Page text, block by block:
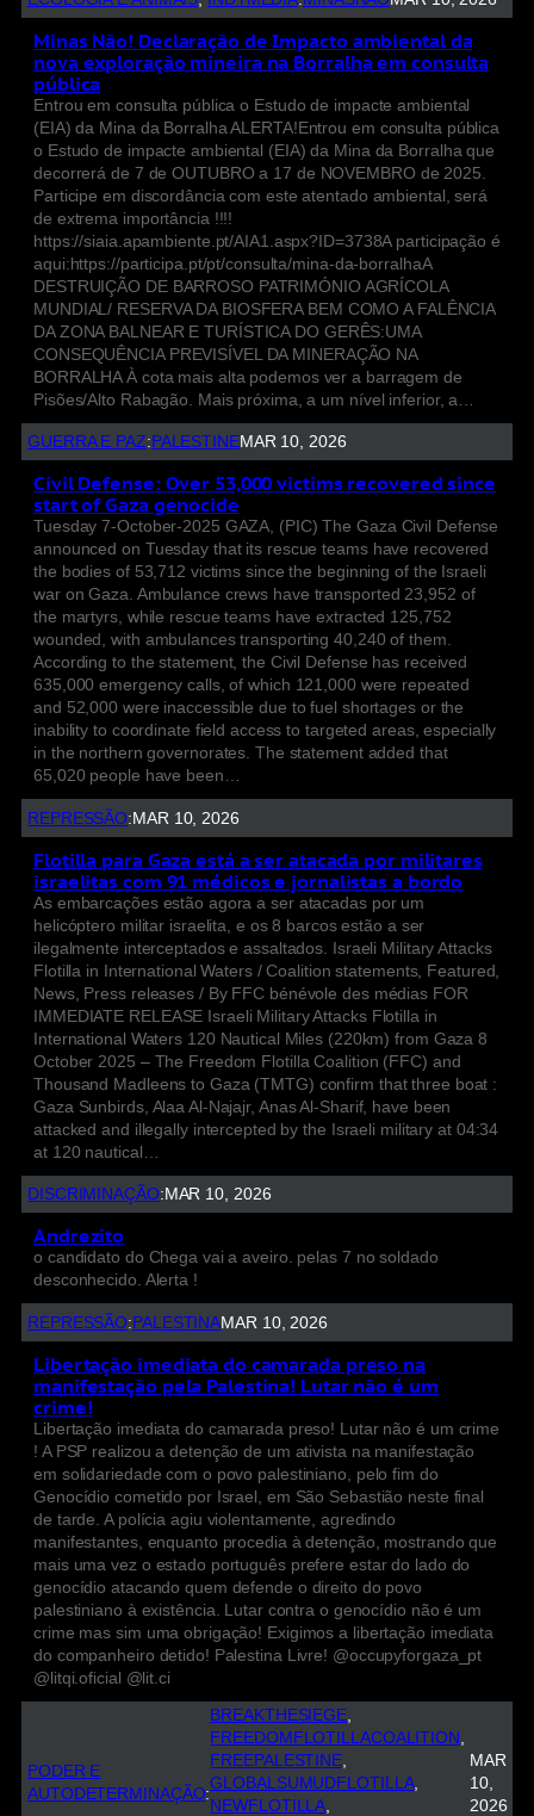
Minas Não! Declaração de Impacto ambiental da
nova exploração mineira na Borralha em consulta
pública
Entrou em consulta pública o Estudo de impacte ambiental
(EIA) da Mina da Borralha ALERTA!Entrou em consulta pública
o Estudo de impacte ambiental (EIA) da Mina da Borralha que
decorrerá de 7 de OUTUBRO a 17 de NOVEMBRO de 2025.
Participe em discordância com este atentado ambiental, será
de extrema importância !!!!
https://siaia.apambiente.pt/AIA1.aspx?ID=3738A participação é
aqui:https://participa.pt/pt/consulta/mina-da-borralhaA
DESTRUIÇÃO DE BARROSO PATRIMÓNIO AGRÍCOLA
MUNDIAL/ RESERVA DA BIOSFERA BEM COMO A FALÊNCIA
DA ZONA BALNEAR E TURÍSTICA DO GERÊS:UMA
CONSEQUÊNCIA PREVISÍVEL DA MINERAÇÃO NA
BORRALHA À cota mais alta podemos ver a barragem de
Pisões/Alto Rabagão. Mais próxima, a um nível inferior, a…
GUERRA E PAZ: PALESTINEMAR 10, 2026
Civil Defense: Over 53,000 victims recovered since
start of Gaza genocide
Tuesday 7-October-2025 GAZA, (PIC) The Gaza Civil Defense
announced on Tuesday that its rescue teams have recovered
the bodies of 53,712 victims since the beginning of the Israeli
war on Gaza. Ambulance crews have transported 23,952 of
the martyrs, while rescue teams have extracted 125,752
wounded, with ambulances transporting 40,240 of them.
According to the statement, the Civil Defense has received
635,000 emergency calls, of which 121,000 were repeated
and 52,000 were inaccessible due to fuel shortages or the
inability to coordinate field access to targeted areas, especially
in the northern governorates. The statement added that
65,020 people have been…
REPRESSÃO:MAR 10, 2026
Flotilla para Gaza está a ser atacada por militares
israelitas com 91 médicos e jornalistas a bordo
As embarcações estão agora a ser atacadas por um
helicóptero militar israelita, e os 8 barcos estão a ser
ilegalmente interceptados e assaltados. Israeli Military Attacks
Flotilla in International Waters / Coalition statements, Featured,
News, Press releases / By FFC bénévole des médias FOR
IMMEDIATE RELEASE Israeli Military Attacks Flotilla in
International Waters 120 Nautical Miles (220km) from Gaza 8
October 2025 – The Freedom Flotilla Coalition (FFC) and
Thousand Madleens to Gaza (TMTG) confirm that three boat :
Gaza Sunbirds, Alaa Al-Najajr, Anas Al-Sharif, have been
attacked and illegally intercepted by the Israeli military at 04:34
at 120 nautical…
DISCRIMINAÇÃO: MAR 10, 2026
Andrezito
o candidato do Chega vai a aveiro. pelas 7 no soldado
desconhecido. Alerta !
REPRESSÃO:PALESTINAMAR 10, 2026
Libertação imediata do camarada preso na
manifestação pela Palestina! Lutar não é um
crime!
Libertação imediata do camarada preso! Lutar não é um crime
! A PSP realizou a detenção de um ativista na manifestação
em solidariedade com o povo palestiniano, pelo fim do
Genocídio cometido por Israel, em São Sebastião neste final
de tarde. A polícia agiu violentamente, agredindo
manifestantes, enquanto procedia à detenção, mostrando que
mais uma vez o estado português prefere estar do lado do
genocídio atacando quem defende o direito do povo
palestiniano à existência. Lutar contra o genocídio não é um
crime mas sim uma obrigação! Exigimos a libertação imediata
do companheiro detido! Palestina Livre! @occupyforgaza_pt
@litqi.oficial @lit.ci
PODER E
AUTODETERMINAÇÃO:
BREAKTHESIEGE
FREEDOMFLOTILLACOALITION
FREEPALESTINE
GLOBALSUMUDFLOTILLA
NEWFLOTILLA
MAR
10,
2026